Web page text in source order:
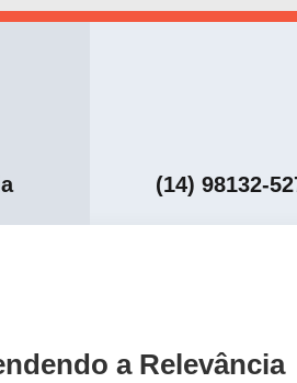
(14) 98132-
a Relevância